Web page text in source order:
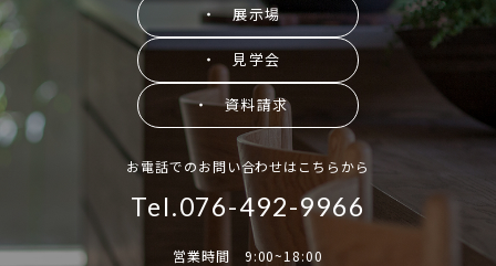
・ 展示場
・ 見学会
・ 資料請求
お電話でのお問い合わせはこちらから
Tel.076-492-9966
営業時間 9:00~18:00